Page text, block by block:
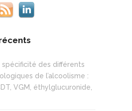
des différents
de l’alcoolisme :
VGM, éthylglucuronide,